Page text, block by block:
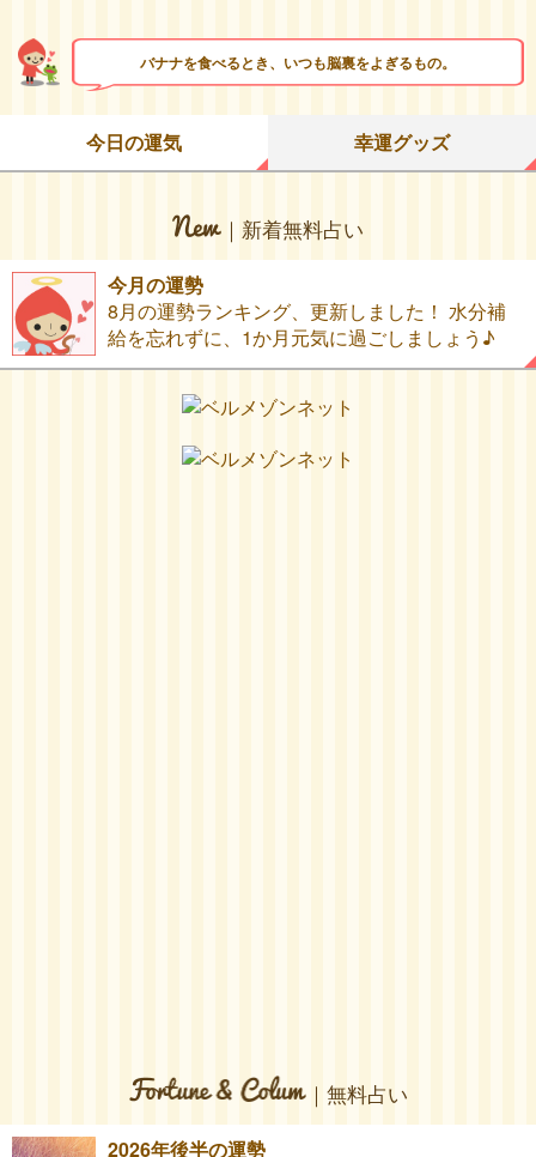
バナナを食べるとき、いつも脳裏をよぎるもの。
今日の運気 幸運グッズ
｜新着無料占い
今月の運勢
8月の運勢ランキング、更新しました！ 水分補
給を忘れずに、1か月元気に過ごしましょう♪
｜無料占い
2026年後半の運勢